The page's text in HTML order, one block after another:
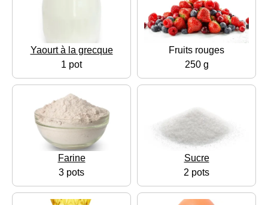
Yaourt à la grecque
1 pot
Fruits rouges
250 g
Farine
3 pots
Sucre
2 pots